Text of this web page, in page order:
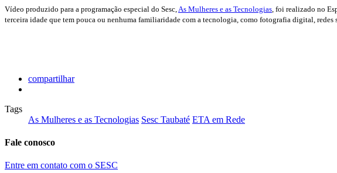
Vídeo produzido para a programação especial do Sesc, As Mulheres e as Tecnologias , foi realizado no
terceira idade que tem pouca ou nenhuma familiaridade com a tecnologia, como fotografia digital, redes
compartilhar
Tags
As Mulheres e as Tecnologias Sesc Taubaté ETA em Rede
Fale conosco
Entre em contato com o SESC